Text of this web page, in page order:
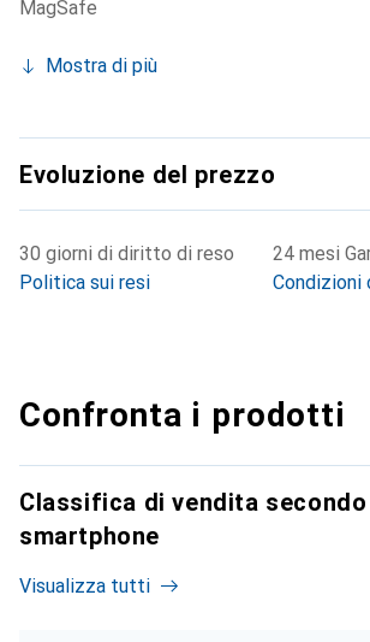
MagSafe
Mostra di più
Evoluzione del prezzo
30 giorni di diritto di reso
Politica sui resi
24 mesi
Condizioni
Confronta i prodotti
Classifica di vendita secondo
smartphone
Visualizza tutti